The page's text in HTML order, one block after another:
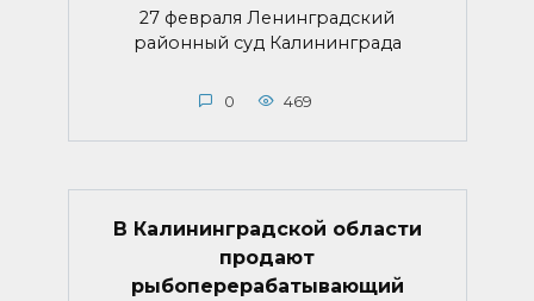
27 февраля Ленинградский
районный суд Калининграда
0 469
В Калининградской области
продают
рыбоперерабатывающий